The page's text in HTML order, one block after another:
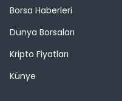
Borsa Haberleri
Dünya Borsaları
Kripto Fiyatları
Künye